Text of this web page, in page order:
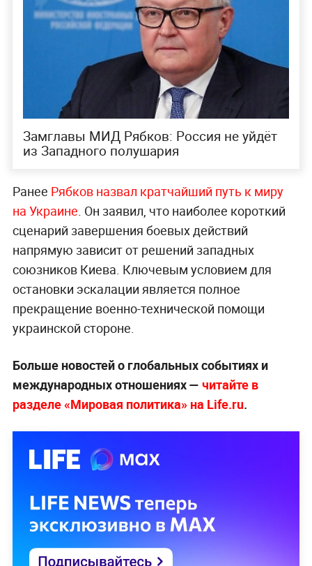
Замглавы МИД Рябков: Россия не уйдёт
из Западного полушария
Ранее Рябков назвал кратчайший путь к миру
на Украине. Он заявил, что наиболее короткий
сценарий завершения боевых действий
напрямую зависит от решений западных
союзников Киева. Ключевым условием для
остановки эскалации является полное
прекращение военно-технической помощи
украинской стороне.
Больше новостей о глобальных событиях и
международных отношениях — читайте в
разделе «Мировая политика» на Life.ru.